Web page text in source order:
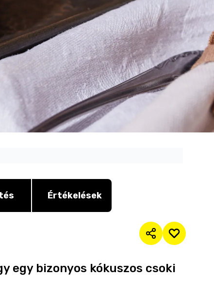
Értékelések
egy bizonyos kókuszos csoki